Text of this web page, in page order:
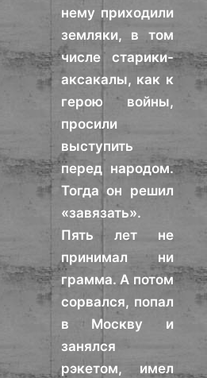
нему приходили
земляки, в том
числе старики-
аксакалы, как к
герою войны,
просили
выступить
перед народом.
Тогда он решил
«завязать».
Пять лет не
принимал ни
грамма. А потом
сорвался, попал
в Москву и
занялся
рэкетом, имел